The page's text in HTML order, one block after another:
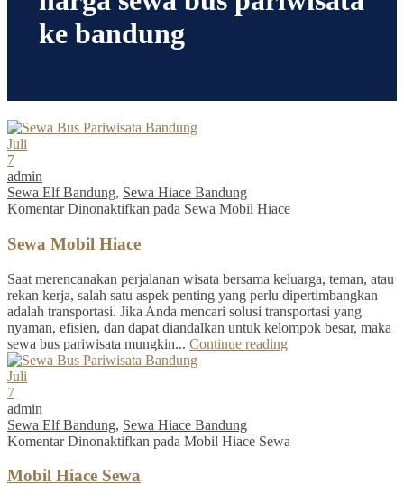
ke bandung
Juli
7
admin
Sewa Elf Bandung, Sewa Hiace Bandung
Komentar Dinonaktifkan pada Sewa Mobil Hiace
Sewa Mobil Hiace
Saat merencanakan perjalanan wisata bersama keluarga, teman, atau
rekan kerja, salah satu aspek penting yang perlu dipertimbangkan
adalah transportasi. Jika Anda mencari solusi transportasi yang
nyaman, efisien, dan dapat diandalkan untuk kelompok besar, maka
sewa bus pariwisata mungkin... Continue reading
Juli
7
admin
Sewa Elf Bandung, Sewa Hiace Bandung
Komentar Dinonaktifkan pada Mobil Hiace Sewa
Mobil Hiace Sewa